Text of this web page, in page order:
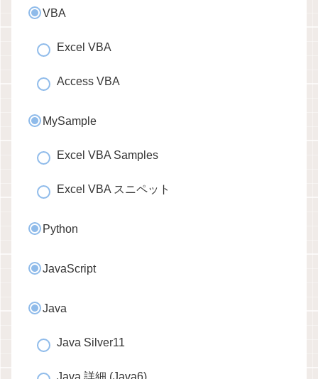
VBA
Excel VBA
Access VBA
MySample
Excel VBA Samples
Excel VBA スニペット
Python
JavaScript
Java
Java Silver11